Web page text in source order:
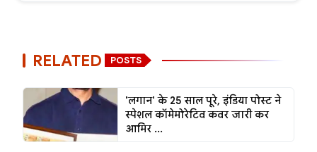
RELATED POSTS
'लगान' के 25 साल पूरे, इंडिया पोस्ट ने
स्पेशल कॉमेमोरेटिव कवर जारी कर
आमिर ...